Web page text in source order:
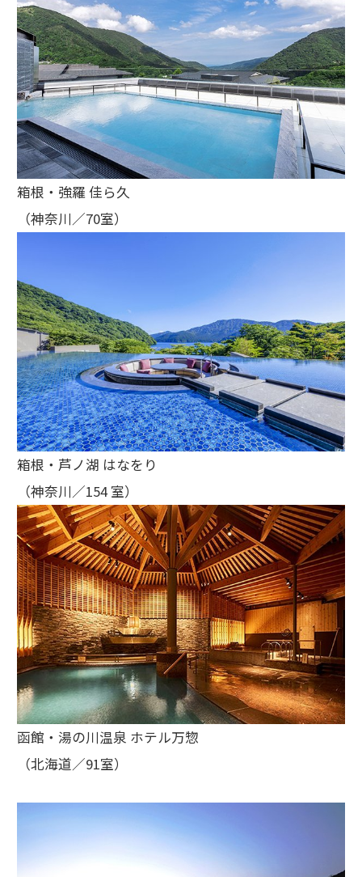
箱根・強羅 佳ら久
（神奈川／70室）
箱根・芦ノ湖 はなをり
（神奈川／154 室）
函館・湯の川温泉 ホテル万惣
（北海道／91室）